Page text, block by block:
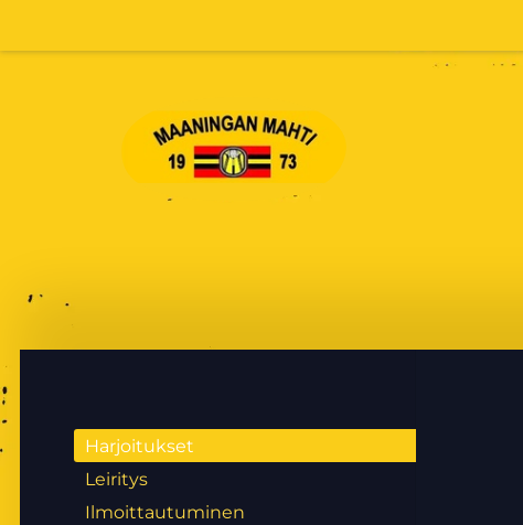
sivun
Maaningan Mahti
Harjoitukset
Leiritys
Ilmoittautuminen